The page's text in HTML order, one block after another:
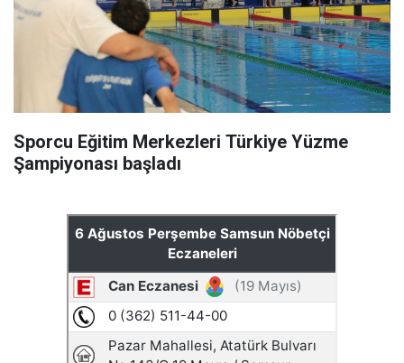
Sporcu Eğitim Merkezleri Türkiye Yüzme
Şampiyonası başladı